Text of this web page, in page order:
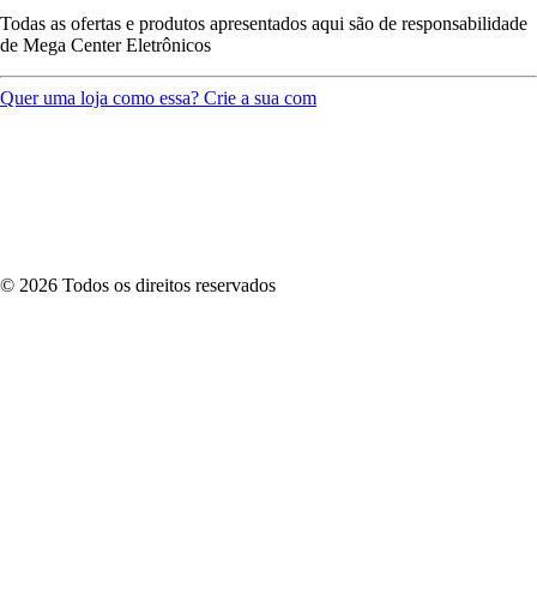
Todas as ofertas e produtos apresentados aqui são de responsabilidade
de Mega Center Eletrônicos
Quer uma loja como essa? Crie a sua com
© 2026 Todos os direitos reservados